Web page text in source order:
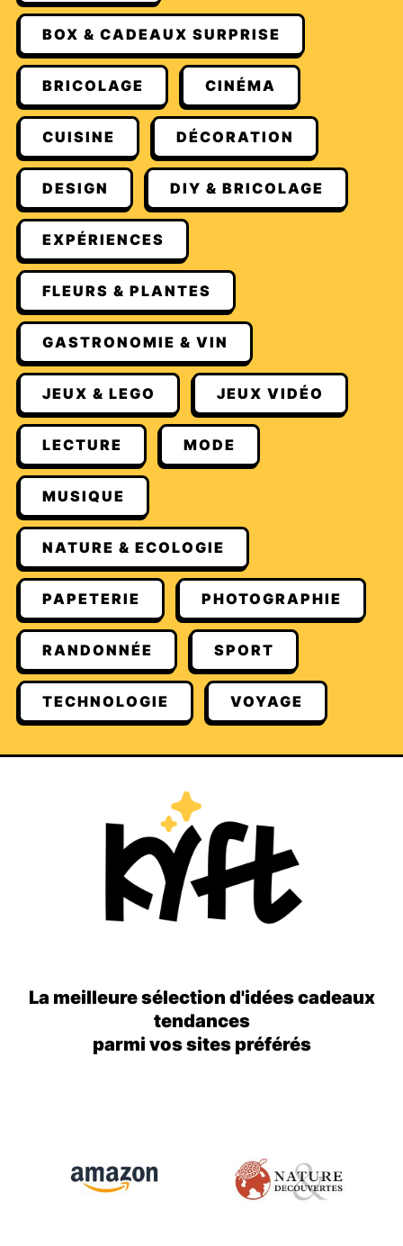
BOX & CADEAUX SURPRISE
BRICOLAGE CINÉMA
CUISINE DÉCORATION
DESIGN DIY & BRICOLAGE
EXPÉRIENCES
FLEURS & PLANTES
GASTRONOMIE & VIN
JEUX & LEGO JEUX VIDÉO
LECTURE MODE
MUSIQUE
NATURE & ECOLOGIE
PAPETERIE PHOTOGRAPHIE
RANDONNÉE SPORT
TECHNOLOGIE VOYAGE
La meilleure sélection d'idées cadeaux
tendances
parmi vos sites préférés